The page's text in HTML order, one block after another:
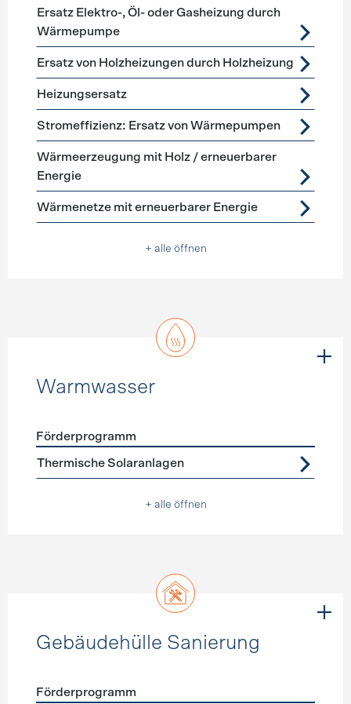
Ersatz Elektro-, Öl- oder Gasheizung durch
Wärmepumpe
Ersatz von Holzheizungen durch Holzheizung
Heizungsersatz
Stromeffizienz: Ersatz von Wärmepumpen
Wärmeerzeugung mit Holz / erneuerbarer
Energie
Wärmenetze mit erneuerbarer Energie
+ alle öffnen
Warmwasser
Förderprogramme Warmwasser
Förderprogramm
Thermische Solaranlagen
+ alle öffnen
Gebäudehülle Sanierung
Förderprogramm